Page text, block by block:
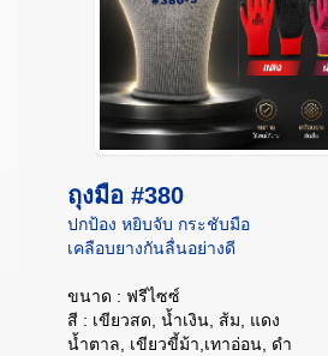
ถุงมือ #380
ปกป้อง หยิบจับ กระชับมือ
เคลือบยางกันลื่นอย่างดี
ขนาด : ฟรีไซซ์
สี : เขียวสด, น้ำเงิน, ส้ม, แดง
น้ำตาล, เขียวขี้ม้า,เทาอ่อน, ดำ